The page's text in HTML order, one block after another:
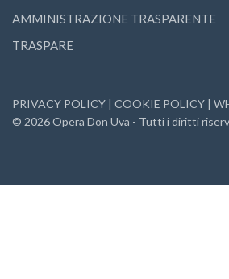
AMMINISTRAZIONE TRASPARENTE
TRASPARE
PRIVACY POLICY | COOKIE POLICY |
© 2026Opera Don Uva - Tutti i diritti